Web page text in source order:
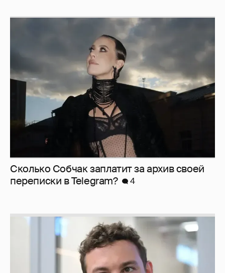
Сколько Собчак заплатит за архив своей
перeписки в Telegram?
4